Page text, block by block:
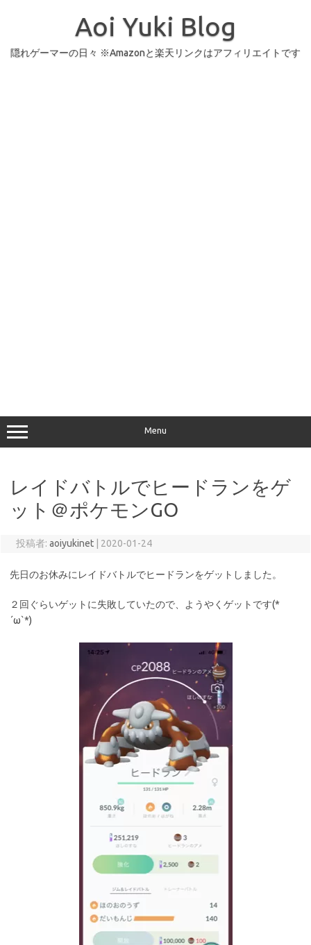
Aoi Yuki Blog
隠れゲーマーの日々 ※Amazonと楽天リンクはアフィリエイトです
Menu
レイドバトルでヒードランをゲ
ット＠ポケモンGO
投稿者: aoiyukinet 2020-01-24
先日のお休みにレイドバトルでヒードランをゲットしました。
２回ぐらいゲットに失敗していたので、ようやくゲットです(*
´ω`*)